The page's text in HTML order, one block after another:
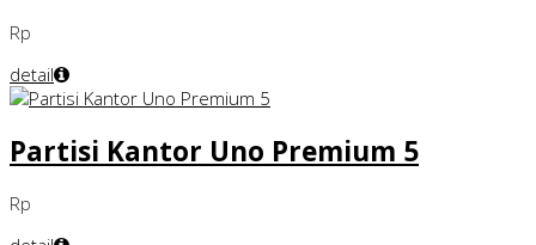
Rp
detail
Partisi Kantor Uno Premium 5
Rp